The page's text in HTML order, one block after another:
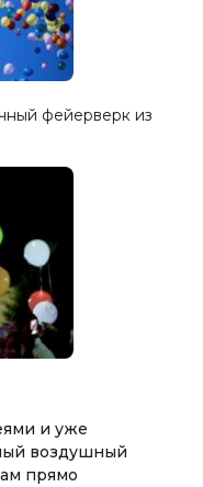
фейерверк из
и уже
воздушный
прямо